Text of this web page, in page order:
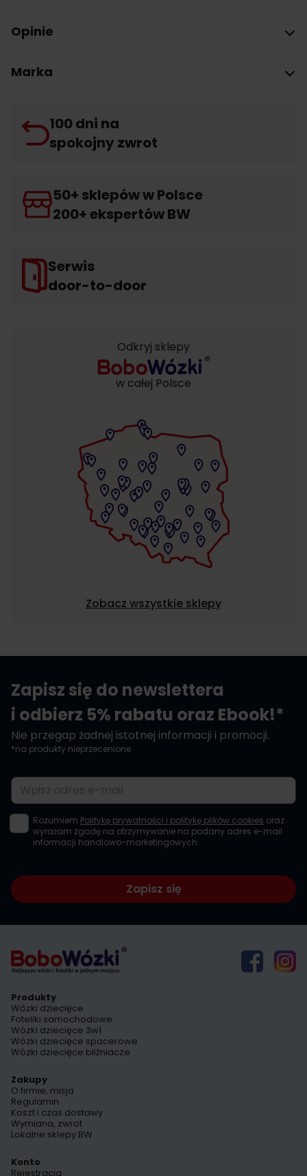
Opinie
Marka
100 dni na
spokojny zwrot
50+ sklepów w Polsce
200+ ekspertów BW
Serwis
door-to-door
Odkryj sklepy
w całej Polsce
Zobacz wszystkie sklepy
Zapisz się do newslettera
i odbierz 5% rabatu oraz Ebook!*
Nie przegap żadnej istotnej informacji i promocji.
*na produkty nieprzecenione
Adres e-mail
Rozumiem Politykę prywatności i politykę plików cookies oraz
wyrażam zgodę na otrzymywanie na podany adres e-mail
informacji handlowo-marketingowych.
Zapisz się
Produkty
Wózki dziecięce
Foteliki samochodowe
Wózki dziecięce 3w1
Wózki dziecięce spacerowe
Wózki dziecięce bliźniacze
Zakupy
O firmie, misja
Regulamin
Koszt i czas dostawy
Wymiana, zwrot
Lokalne sklepy BW
Konto
Rejestracja